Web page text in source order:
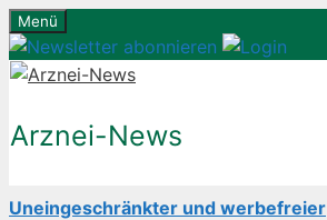
Zum
Inhalt
springen
Menü
Arznei-News
Uneingeschränkter und werbefreier